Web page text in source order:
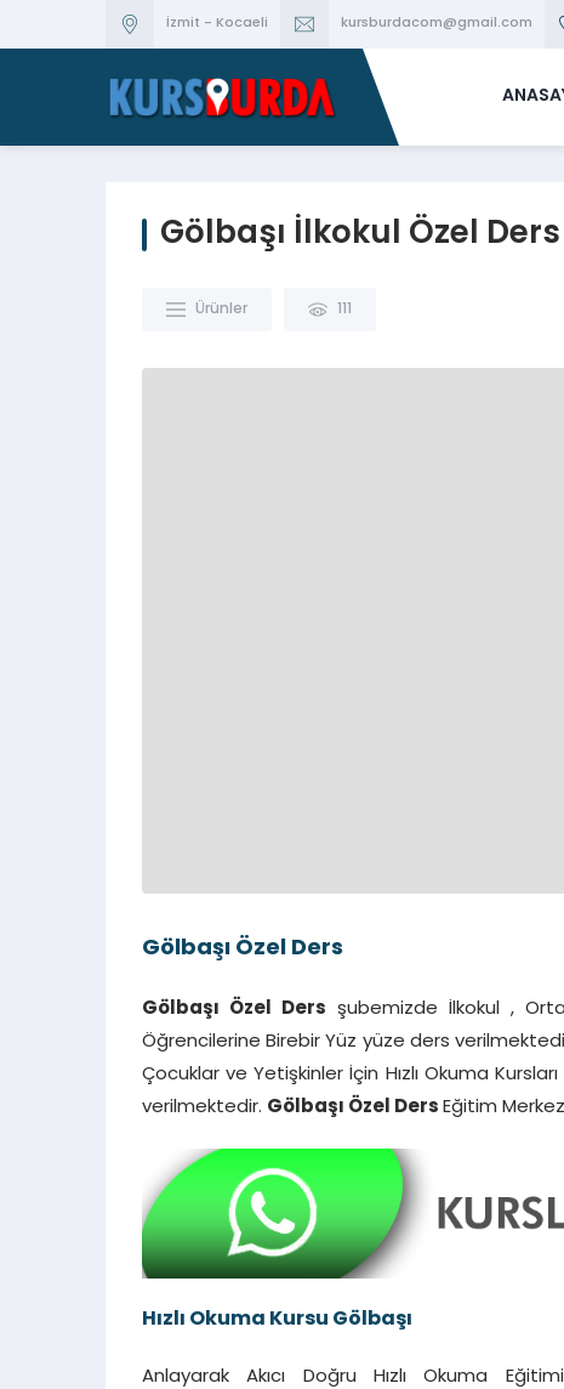
İzmit - Kocaeli kursburdacom@gmail.com
Gölbaşı İlkokul Özel Ders
Ürünler
Gölbaşı Özel Ders
Gölbaşı Özel Ders şubemizde İlkokul ,
Öğrencilerine Birebir Yüz yüze ders
Çocuklar ve Yetişkinler İçin Hızlı Okuma
verilmektedir. Gölbaşı Özel Ders Eğitim
Hızlı Okuma Kursu Gölbaşı
Anlayarak Akıcı Doğru Hızlı Okuma